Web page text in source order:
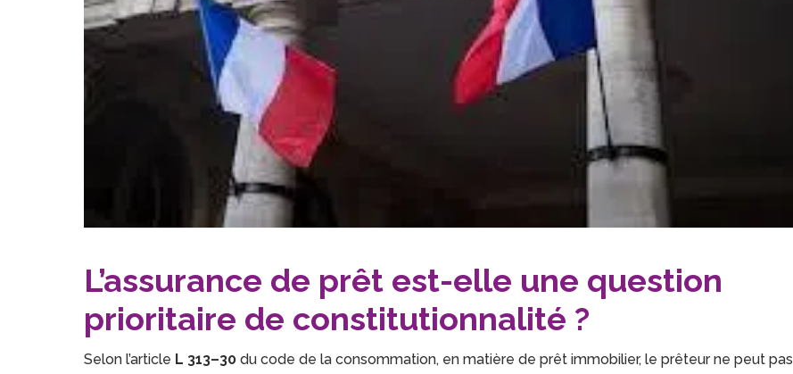
L’assurance de prêt est-elle une question
prioritaire de constitutionnalité ?
Selon l’article L 313–30 du code de la consommation, en matière de prêt immobilier, le prêteur ne peut pas